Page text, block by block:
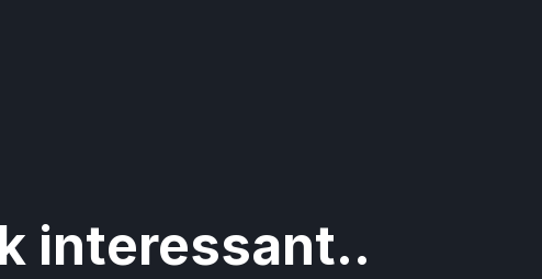
interessant..